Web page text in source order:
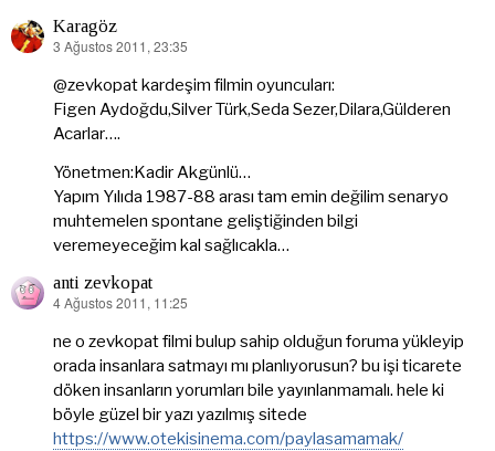
Karagöz
dedi
3 Ağustos 2011, 23:35
@zevkopat kardeşim filmin oyuncuları:
Figen Aydoğdu,Silver Türk,Seda Sezer,Dilara,Gülderen
Acarlar….
Yönetmen:Kadir Akgünlü…
Yapım Yılıda 1987-88 arası tam emin değilim senaryo
muhtemelen spontane geliştiğinden bilgi
veremeyeceğim kal sağlıcakla…
anti zevkopat
dedi
4 Ağustos 2011, 11:25
ne o zevkopat filmi bulup sahip olduğun foruma yükleyip
orada insanlara satmayı mı planlıyorusun? bu işi ticarete
döken insanların yorumları bile yayınlanmamalı. hele ki
böyle güzel bir yazı yazılmış sitede
https://www.otekisinema.com/paylasamamak/